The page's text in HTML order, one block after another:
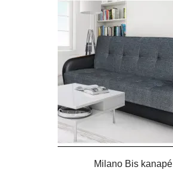
Milano Bis kanapé